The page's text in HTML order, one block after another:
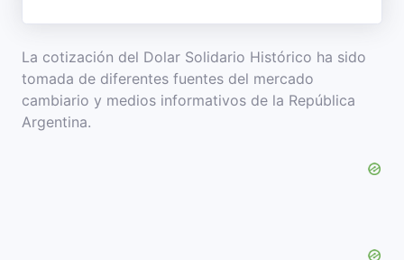
La cotización del Dolar Solidario Histórico ha sido
tomada de diferentes fuentes del mercado
cambiario y medios informativos de la República
Argentina.